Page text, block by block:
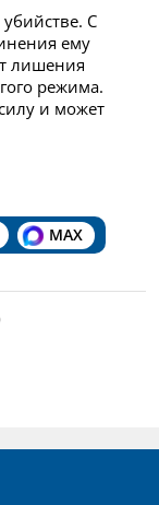
С
ему
лишения
режима.
и может
MAX